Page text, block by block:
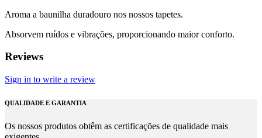
Aroma a baunilha duradouro nos nossos tapetes.
Absorvem ruídos e vibrações, proporcionando maior conforto.
Reviews
Sign in to write a review
QUALIDADE E GARANTIA
Os nossos produtos obtêm as certificações de qualidade mais